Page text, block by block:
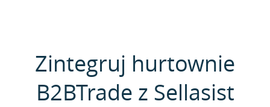
Zintegruj hurtownie
B2BTrade z Sellasist